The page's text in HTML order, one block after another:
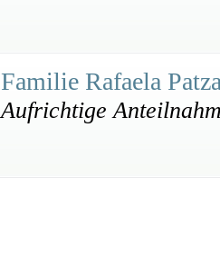
Familie Rafaela
Aufrichtige